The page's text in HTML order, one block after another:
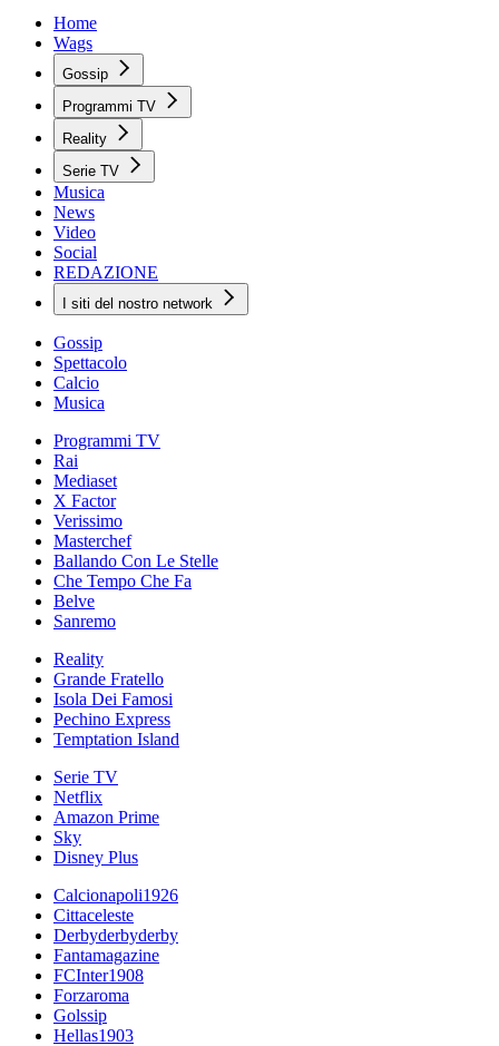
Home
Wags
Gossip
Programmi TV
Reality
Serie TV
Musica
News
Video
Social
REDAZIONE
I siti del nostro network
Gossip
Spettacolo
Calcio
Musica
Programmi TV
Rai
Mediaset
X Factor
Verissimo
Masterchef
Ballando Con Le Stelle
Che Tempo Che Fa
Belve
Sanremo
Reality
Grande Fratello
Isola Dei Famosi
Pechino Express
Temptation Island
Serie TV
Netflix
Amazon Prime
Sky
Disney Plus
Calcionapoli1926
Cittaceleste
Derbyderbyderby
Fantamagazine
FCInter1908
Forzaroma
Golssip
Hellas1903